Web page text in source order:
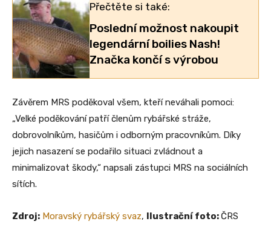
Přečtěte si také:
Poslední možnost nakoupit
legendární boilies Nash!
Značka končí s výrobou
Závěrem MRS poděkoval všem, kteří neváhali pomoci:
„Velké poděkování patří členům rybářské stráže,
dobrovolníkům, hasičům i odborným pracovníkům. Díky
jejich nasazení se podařilo situaci zvládnout a
minimalizovat škody,“ napsali zástupci MRS na sociálních
sítích.
Zdroj: Moravský rybářský svaz, Ilustrační foto: ČRS